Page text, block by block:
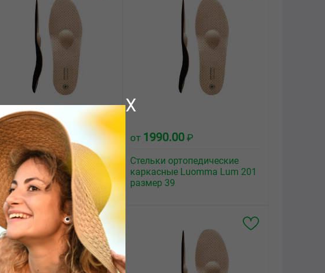
₽
ортопедические
Luomma Lum 201
38
от 1990.00 ₽
Стельки ортопедические
каркасные Luomma Lum 201
размер 39
X